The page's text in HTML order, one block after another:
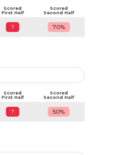
Scored
First Half
Scored
Second Half
? 70%
Scored
First Half
Scored
Second Half
? 50%